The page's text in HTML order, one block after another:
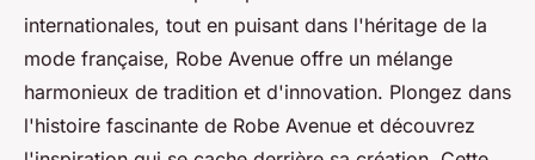
internationales, tout en puisant dans l'héritage de la
mode française, Robe Avenue offre un mélange
harmonieux de tradition et d'innovation. Plongez dans
l'histoire fascinante de Robe Avenue et découvrez